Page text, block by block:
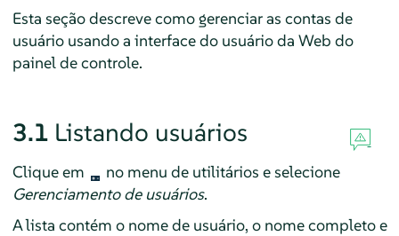
Esta seção descreve como gerenciar as contas de
usuário usando a interface do usuário da Web do
painel de controle.
3.1 Listando usuários
Clique em
no menu de utilitários e selecione
Gerenciamento de usuários.
A lista contém o nome de usuário, o nome completo e